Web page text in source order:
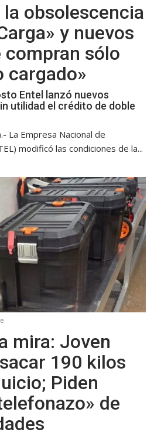
la obsolescencia
y nuevos
compran sólo
cargado»
Entel lanzó nuevos
utilidad el crédito de doble
La Empresa Nacional de
modificó las condiciones de la...
mira: Joven
190 kilos
Piden
de